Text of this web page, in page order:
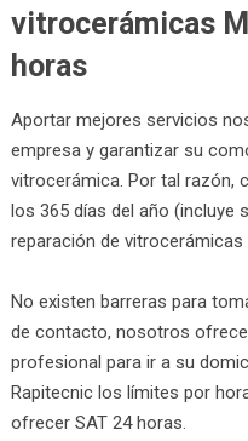
vitrocerámicas
horas
Aportar mejores servicios
empresa y garantizar su
vitrocerámica. Por tal razón,
los 365 días del año (incluye
reparación de vitrocerámicas
No existen barreras para
de contacto, nosotros
profesional para ir a su
Rapitecnic los límites por
ofrecer SAT 24 horas.